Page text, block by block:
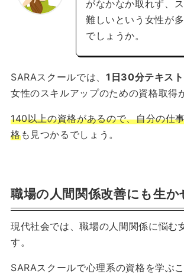
がなかなか取れず、
難しいという女性が
でしょうか。
SARAスクールでは、 1日30分テキス
女性のスキルアップのための資格取得
140以上の資格があるので、自分の仕
格も見つかるでしょう。
職場の人間関係改善にも生か
現代社会では、職場の人間関係に悩む
す。
SARAスクールで心理系の資格を学ぶこ